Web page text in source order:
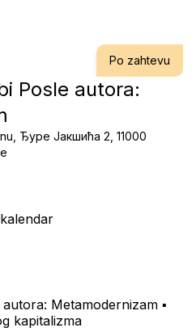
Po zahtevu
Posle autora:
Ђуре Јакшића 2, 11000
kalendar
autora: Metamodernizam ▪︎
kapitalizma